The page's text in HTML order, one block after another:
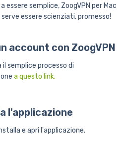
essere semplice, ZoogVPN per Mac
essere scienziati, promesso!
account con ZoogVPN
il semplice processo di
a questo link.
l'applicazione
e apri l'applicazione.